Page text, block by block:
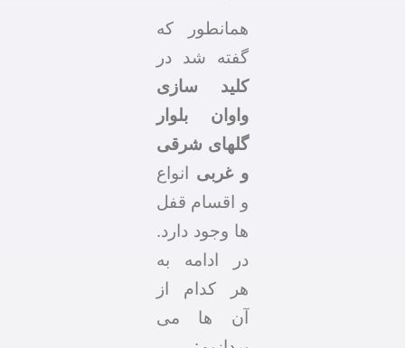
همانطور که
گفته شد در
کلید سازی
واوان بلوار
گلهای شرقی
و غربی انواع
و اقسام قفل
ها وجود دارد.
در ادامه به
هر کدام از
آن ها می